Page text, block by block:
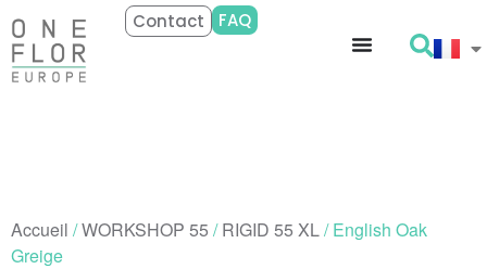
Contact FAQ
Accueil /WORKSHOP 55 /RIGID 55 XL/ English Oak
Greige